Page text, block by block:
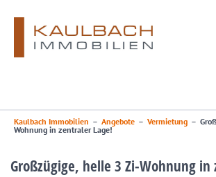
Kaulbach Immobilien – Angebote – Vermietung –
Wohnung in zentraler Lage!
Großzügige, helle 3 Zi-Wohnung in